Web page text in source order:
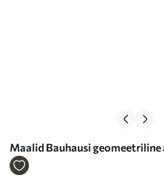
Maalid Bauhausi
s39267